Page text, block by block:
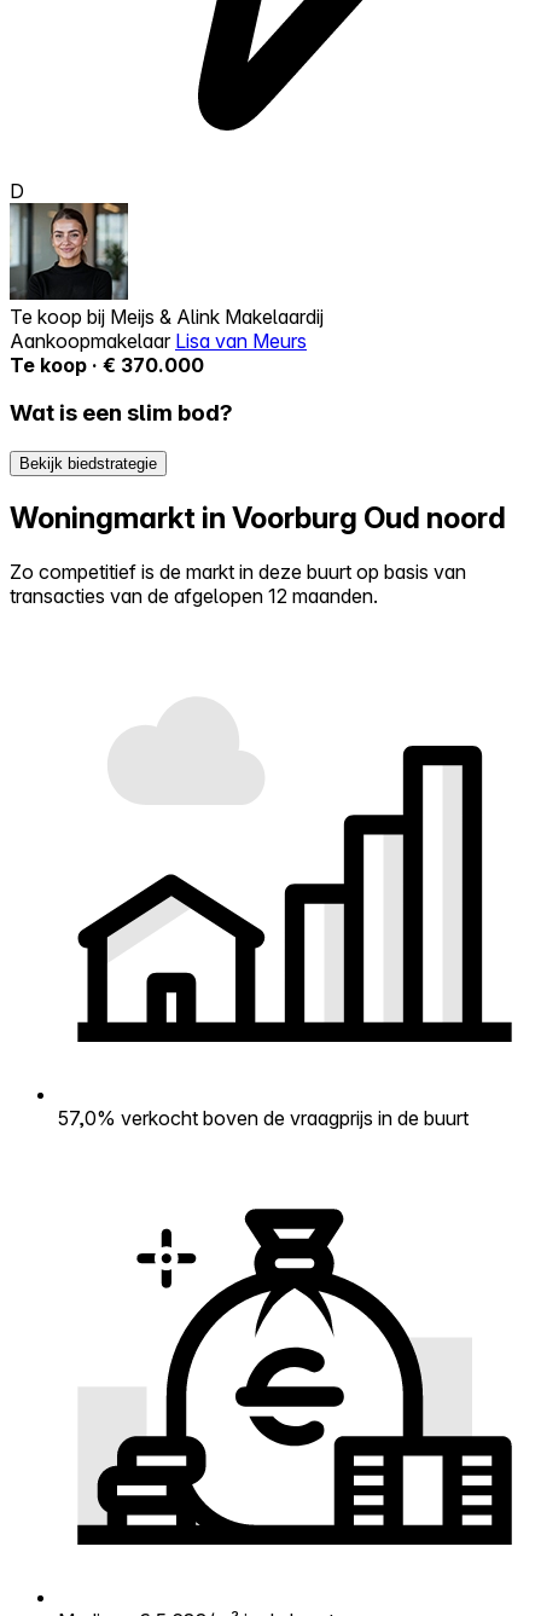
D
Te koop bij Meijs & Alink Makelaardij
Aankoopmakelaar Lisa van Meurs
Te koop · € 370.000
Wat is een slim bod?
Bekijk biedstrategie
Woningmarkt in Voorburg Oud noord
Zo competitief is de markt in deze buurt op basis van
transacties van de afgelopen 12 maanden.
57,0% verkocht boven de vraagprijs in de buurt